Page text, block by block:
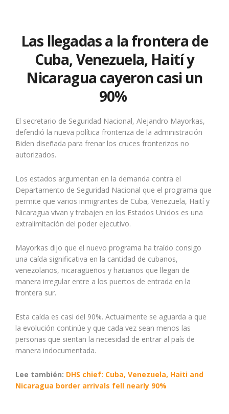
Las llegadas a la frontera de
Cuba, Venezuela, Haití y
Nicaragua cayeron casi un
90%
El secretario de Seguridad Nacional, Alejandro Mayorkas,
defendió la nueva política fronteriza de la administración
Biden diseñada para frenar los cruces fronterizos no
autorizados.
Los estados argumentan en la demanda contra el
Departamento de Seguridad Nacional que el programa que
permite que varios inmigrantes de Cuba, Venezuela, Haití y
Nicaragua vivan y trabajen en los Estados Unidos es una
extralimitación del poder ejecutivo.
Mayorkas dijo que el nuevo programa ha traído consigo
una caída significativa en la cantidad de cubanos,
venezolanos, nicaragüeños y haitianos que llegan de
manera irregular entre a los puertos de entrada en la
frontera sur.
Esta caída es casi del 90%. Actualmente se aguarda a que
la evolución continúe y que cada vez sean menos las
personas que sientan la necesidad de entrar al país de
manera indocumentada.
Lee también: DHS chief: Cuba, Venezuela, Haiti and
Nicaragua border arrivals fell nearly 90%